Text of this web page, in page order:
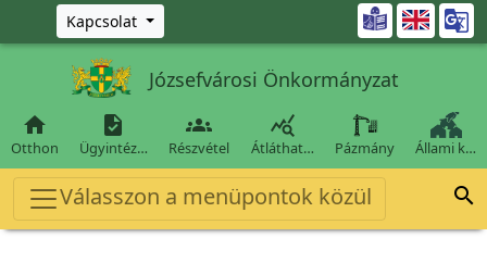
Ugrás a fő tartalomra
Kapcsolat 
Józsefvárosi Önkormányzat

Otthon

Ügyintéz…

Részvétel

Átláthat… Pázmány Állami k…
Válasszon a menüpontok közül 